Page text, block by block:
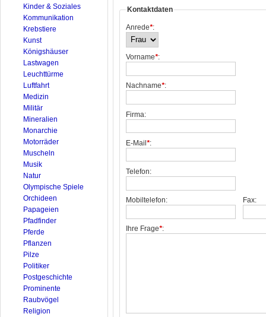
Kontaktdaten
Anrede*:
Vorname*:
Nachname*:
Firma:
E-Mail*:
Telefon:
Mobiltelefon: Fax:
Ihre Frage*:
Kinder & Soziales
Kommunikation
Krebstiere
Kunst
Königshäuser
Lastwagen
Leuchttürme
Luftfahrt
Medizin
Militär
Mineralien
Monarchie
Motorräder
Muscheln
Musik
Natur
Olympische Spiele
Orchideen
Papageien
Pfadfinder
Pferde
Pflanzen
Pilze
Politiker
Postgeschichte
Prominente
Raubvögel
Religion